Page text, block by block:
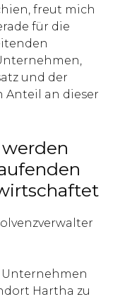
freut mich
für die
und der
an dieser
Unternehmen
Hartha zu